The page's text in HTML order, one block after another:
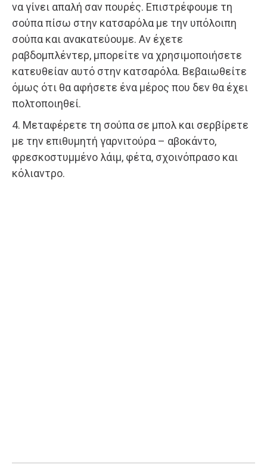
να γίνει απαλή σαν πουρές. Επιστρέφουμε τη
σούπα πίσω στην κατσαρόλα με την υπόλοιπη
σούπα και ανακατεύουμε. Αν έχετε
ραβδομπλέντερ, μπορείτε να χρησιμοποιήσετε
κατευθείαν αυτό στην κατσαρόλα. Βεβαιωθείτε
όμως ότι θα αφήσετε ένα μέρος που δεν θα έχει
πολτοποιηθεί.
4. Μεταφέρετε τη σούπα σε μπολ και σερβίρετε
με την επιθυμητή γαρνιτούρα – αβοκάντο,
φρεσκοστυμμένο λάιμ, φέτα, σχοινόπρασο και
κόλιαντρο.